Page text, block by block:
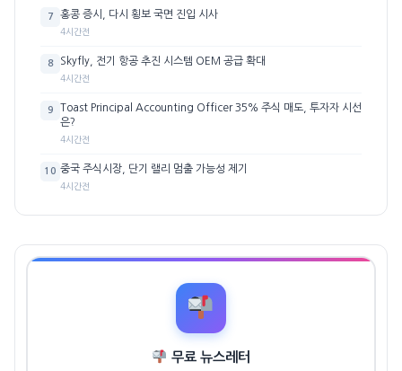
7 홍콩 증시, 다시 횡보 국면 진입 시사
4시간전
8 Skyfly, 전기 항공 추진 시스템 OEM 공급 확대
4시간전
9
Toast Principal Accounting Officer 35% 주식 매도, 투자자 시선
은?
4시간전
10 중국 주식시장, 단기 랠리 멈출 가능성 제기
4시간전
무료 뉴스레터